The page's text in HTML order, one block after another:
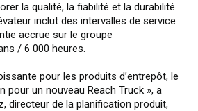
la qualité, la fiabilité et la durabilité.
inclut des intervalles de service
accrue sur le groupe
/ 6 000 heures.
pour les produits d’entrepôt, le
un nouveau Reach Truck », a
directeur de la planification produit,